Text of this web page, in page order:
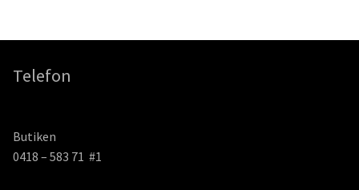
Telefon
Butiken
0418 – 583 71 #1